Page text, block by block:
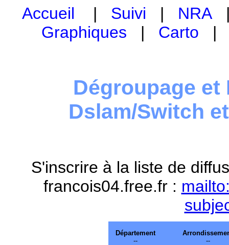
Accueil | Suivi | NRA
Graphiques | Carto
Dégroupage et
Dslam/Switch
S'inscrire à la liste de
francois04.free.fr :
Département
--
--